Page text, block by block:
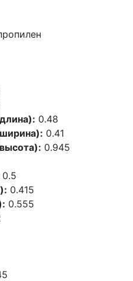
0.48
0.41
0.945
0.5
0.415
0.555